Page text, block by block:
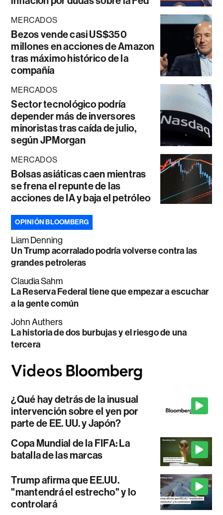
MERCADOS
Bezos vende casi US$350
millones en acciones de Amazon
tras máximo histórico de la
compañía
MERCADOS
Sector tecnológico podría
depender más de inversores
minoristas tras caída de julio,
según JPMorgan
MERCADOS
Bolsas asiáticas caen mientras
se frena el repunte de las
acciones de IA y baja el petróleo
OPINIÓN BLOOMBERG
Liam Denning
Un Trump acorralado podría volverse contra las
grandes petroleras
Claudia Sahm
La Reserva Federal tiene que empezar a escuchar
a la gente común
John Authers
La historia de dos burbujas y el riesgo de una
tercera
¿Qué hay detrás de la inusual
intervención sobre el yen por
parte de EE. UU. y Japón?
Copa Mundial de la FIFA: La
batalla de las marcas
Trump afirma que EE.UU.
"mantendrá el estrecho" y lo
controlará